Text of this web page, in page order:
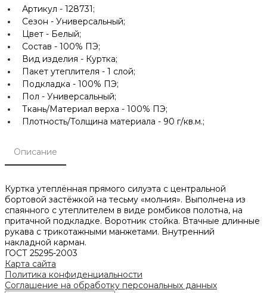
Артикул - 128731;
Сезон - Универсальный;
Цвет - Белый;
Состав - 100% ПЭ;
Вид изделия - Куртка;
Пакет утеплителя - 1 слой;
Подкладка - 100% ПЭ;
Пол - Универсальный;
Ткань/Материал верха - 100% ПЭ;
Плотность/Толщина материала - 90 г/кв.м.;
Описание
Куртка утеплённая прямого силуэта с центральной
бортовой застёжкой на тесьму «молния». Выполнена из
спаянного с утеплителем в виде ромбиков полотна, на
притачной подкладке. Воротник стойка. Втачные длинные
рукава с трикотажными манжетами. Внутренний
накладной карман.
ГОСТ 25295-2003
Карта сайта
Политика конфиденциальности
Соглашение на обработку персональных данных